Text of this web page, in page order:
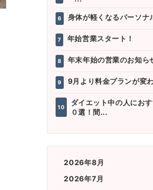
6 身体が軽くなるパーソナ
7 年始営業スタート！
8 年末年始の営業のお知ら
9 9月より料金プランが変
10
ダイエット中の人にお
０選！間...
2026年8月
2026年7月